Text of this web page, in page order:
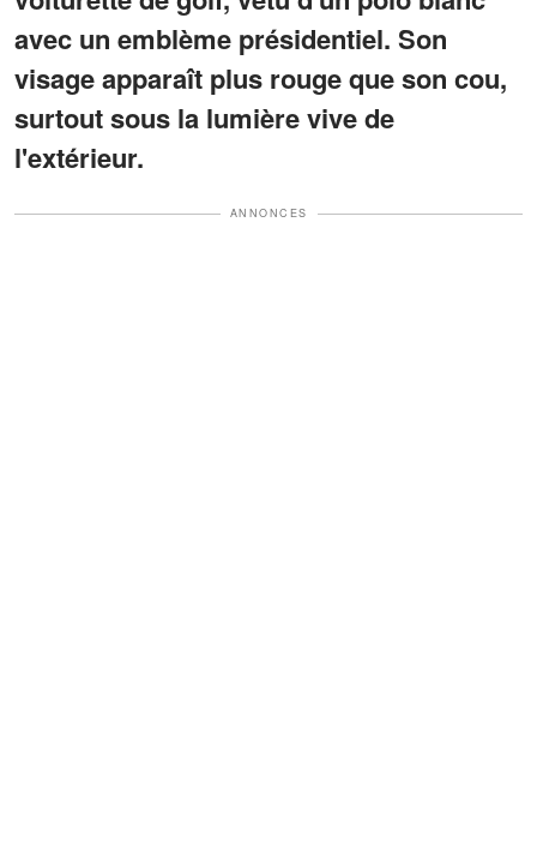
avec un emblème présidentiel. Son
visage apparaît plus rouge que son cou,
surtout sous la lumière vive de
l'extérieur.
ANNONCES